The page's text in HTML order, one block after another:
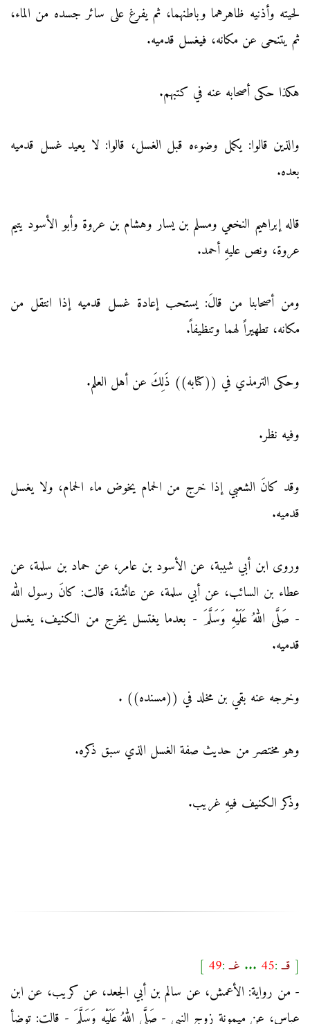
لحيته وأذنيه ظاهرهما وباطنهما، ثم يفرغ على سائر جسده من الماء،
ثم يتنحى عن مكانه، فيغسل قدميه.
هكذا حكى أصحابه عنه في كتبهم.
والذين قالوا: يكمل وضوءه قبل الغسل، قالوا: لا يعيد غسل قدميه
بعده.
قاله إبراهيم النخعي ومسلم بن يسار وهشام بن عروة وأبو الأسود يتيم
عروة، ونص عليهِ أحمد.
ومن أصحابنا من قالَ: يستحب إعادة غسل قدميه إذا انتقل من
مكانه، تطهيراً لهما وتنظيفاً.
وحكى الترمذي في ((كتابه)) ذَلِكَ عن أهل العلم.
وفيه نظر.
وقد كانَ الشعبي إذا خرج من الحمام يخوض ماء الحمام، ولا يغسل
قدميه.
وروى ابن أبي شيبة، عن الأسود بن عامر، عن حماد بن سلمة، عن
عطاء بن السائب، عن أبي سلمة، عن عائشة، قالت: كانَ رسول الله
- صَلَّى اللهُ عَلَيْهِ وَسَلَّمَ - بعدما يغتسل يخرج من الكنيف، يغسل
قدميه.
وخرجه عنه بقي بن مخلد في ((مسنده)) .
وهو مختصر من حديث صفة الغسل الذي سبق ذكره.
وذكر الكنيف فيهِ غريب.
[ قــ:
45
... غــ:
49
]
- من رواية: الأعمش، عن سالم بن أبي الجعد، عن كريب، عن ابن
عباس، عن ميمونة زوج النبي - صَلَّى اللهُ عَلَيْهِ وَسَلَّمَ - قالت: توضأ